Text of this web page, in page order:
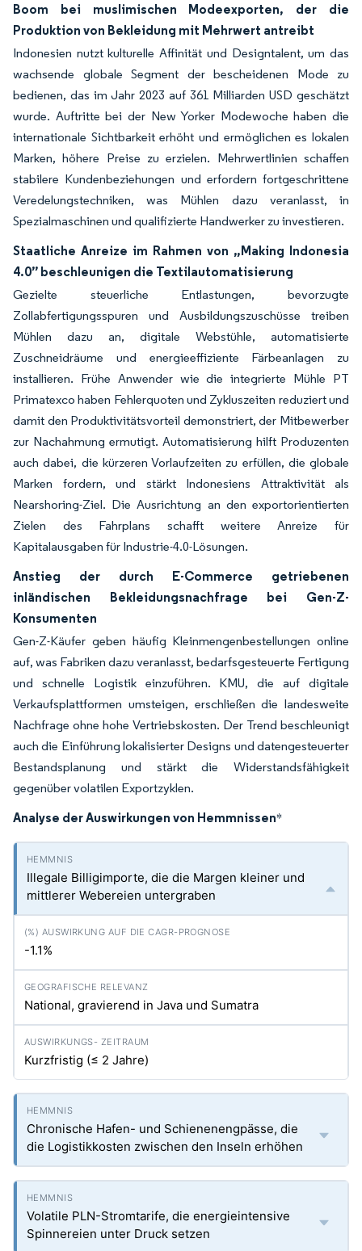
Boom bei muslimischen Modeexporten, der die
Produktion von Bekleidung mit Mehrwert antreibt
Indonesien nutzt kulturelle Affinität und Designtalent, um das
wachsende globale Segment der bescheidenen Mode zu
bedienen, das im Jahr 2023 auf 361 Milliarden USD geschätzt
wurde. Auftritte bei der New Yorker Modewoche haben die
internationale Sichtbarkeit erhöht und ermöglichen es lokalen
Marken, höhere Preise zu erzielen. Mehrwertlinien schaffen
stabilere Kundenbeziehungen und erfordern fortgeschrittene
Veredelungstechniken, was Mühlen dazu veranlasst, in
Spezialmaschinen und qualifizierte Handwerker zu investieren.
Staatliche Anreize im Rahmen von „Making Indonesia
4.0” beschleunigen die Textilautomatisierung
Gezielte steuerliche Entlastungen, bevorzugte
Zollabfertigungsspuren und Ausbildungszuschüsse treiben
Mühlen dazu an, digitale Webstühle, automatisierte
Zuschneidräume und energieeffiziente Färbeanlagen zu
installieren. Frühe Anwender wie die integrierte Mühle PT
Primatexco haben Fehlerquoten und Zykluszeiten reduziert und
damit den Produktivitätsvorteil demonstriert, der Mitbewerber
zur Nachahmung ermutigt. Automatisierung hilft Produzenten
auch dabei, die kürzeren Vorlaufzeiten zu erfüllen, die globale
Marken fordern, und stärkt Indonesiens Attraktivität als
Nearshoring-Ziel. Die Ausrichtung an den exportorientierten
Zielen des Fahrplans schafft weitere Anreize für
Kapitalausgaben für Industrie-4.0-Lösungen.
Anstieg der durch E-Commerce getriebenen
inländischen Bekleidungsnachfrage bei Gen-Z-
Konsumenten
Gen-Z-Käufer geben häufig Kleinmengenbestellungen online
auf, was Fabriken dazu veranlasst, bedarfsgesteuerte Fertigung
und schnelle Logistik einzuführen. KMU, die auf digitale
Verkaufsplattformen umsteigen, erschließen die landesweite
Nachfrage ohne hohe Vertriebskosten. Der Trend beschleunigt
auch die Einführung lokalisierter Designs und datengesteuerter
Bestandsplanung und stärkt die Widerstandsfähigkeit
gegenüber volatilen Exportzyklen.
Analyse der Auswirkungen von Hemmnissen*
Illegale Billigimporte, die die Margen kleiner und
mittlerer Webereien untergraben
-1.1%
National, gravierend in Java und Sumatra
Kurzfristig (≤ 2 Jahre)
Chronische Hafen- und Schienenengpässe, die
die Logistikkosten zwischen den Inseln erhöhen
Volatile PLN-Stromtarife, die energieintensive
Spinnereien unter Druck setzen